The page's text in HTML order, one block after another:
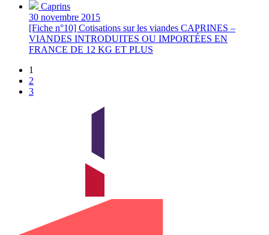
Caprins
30 novembre 2015
[Fiche n°10] Cotisations sur les viandes CAPRINES –
VIANDES INTRODUITES OU IMPORTÉES EN
FRANCE DE 12 KG ET PLUS
1
2
3